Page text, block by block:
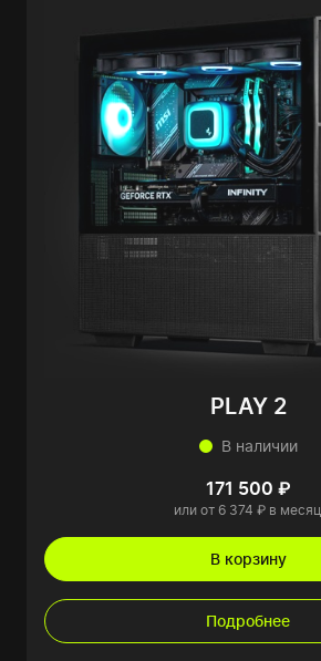
PLAY 2
В наличии
171 500 ₽
или от 6 374 ₽ в месяц
В корзину
Подробнее